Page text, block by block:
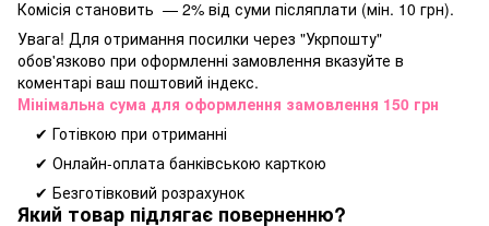
Комісія становить — 2% від суми післяплати (мін. 10 грн).
Увага! Для отримання посилки через "Укрпошту"
обов'язково при оформленні замовлення вказуйте в
коментарі ваш поштовий індекс.
Мінімальна сума для оформлення замовлення 150 грн
✔ Готівкою при отриманні
✔ Онлайн-оплата банківською карткою
✔ Безготівковий розрахунок
Який товар підлягає поверненню?